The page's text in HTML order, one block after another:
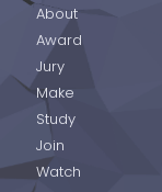
About
Award
Jury
Make
Study
Join
Watch